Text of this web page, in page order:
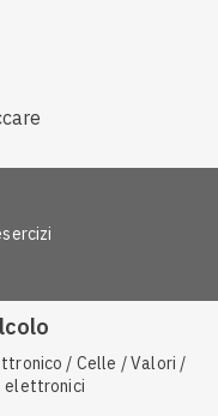
/ Celle / Valori /
elettronici